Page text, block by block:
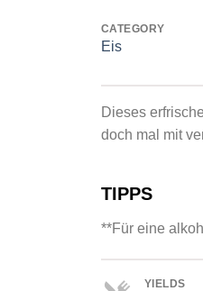
CATEGORY
Eis
Dieses
doch mal mit
TIPPS
**Für eine
YIELDS